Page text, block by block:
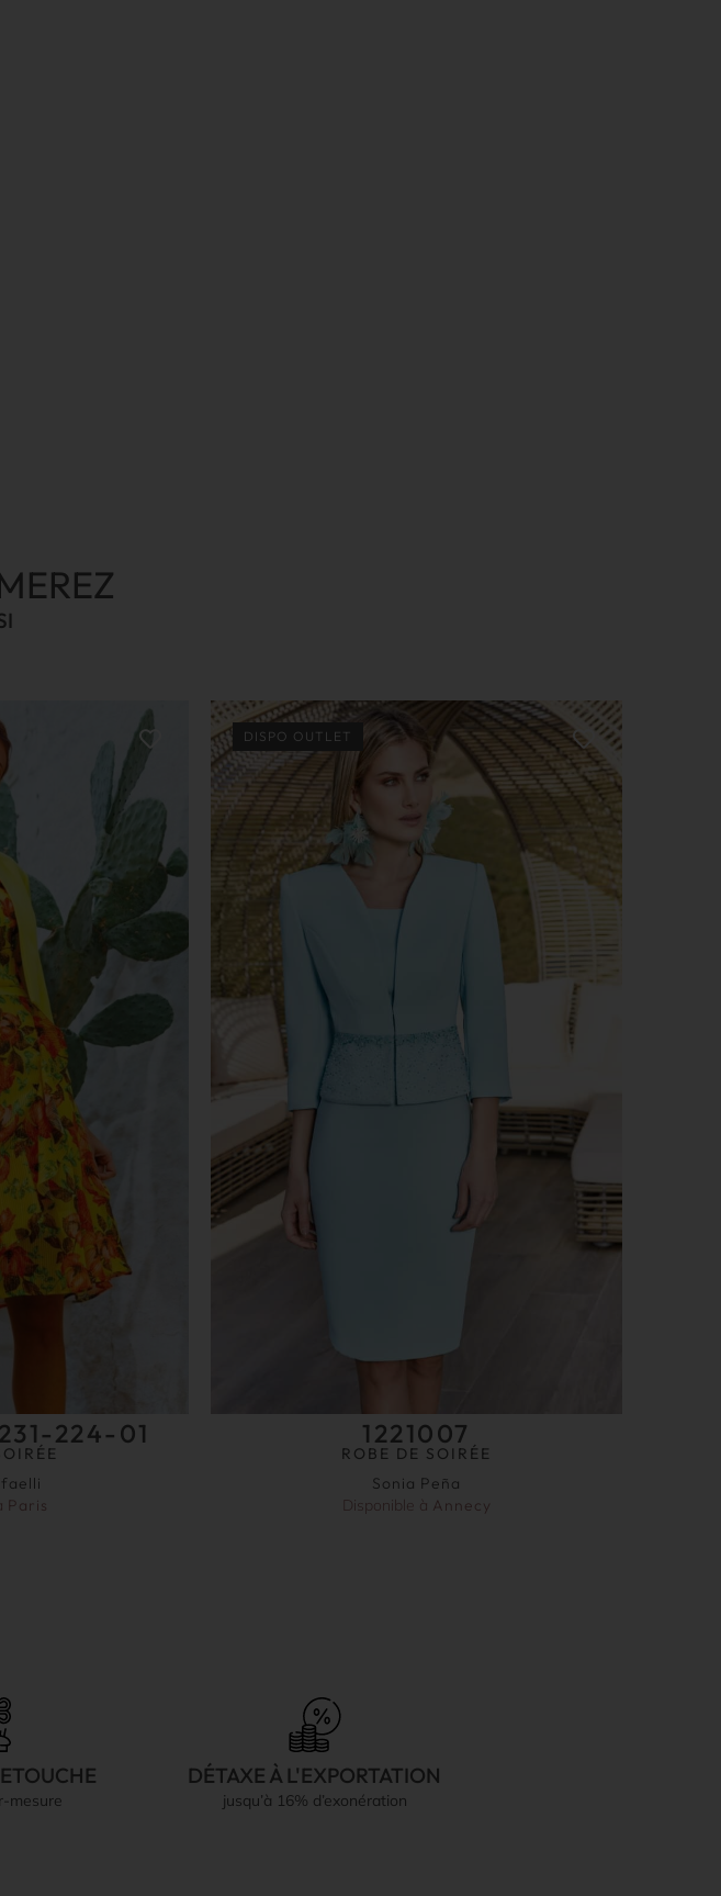
224-01
Paris
DISPO OUTLET
1221007
ROBE DE SOIRÉE
Sonia Peña
Disponible à Annecy
mesure
DÉTAXE À L'EXPORTATION
jusqu’à 16% d’exonération